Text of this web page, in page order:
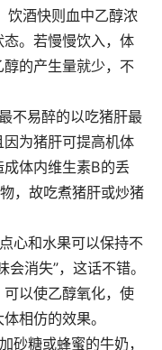
饮酒快则血中乙醇浓
。若慢慢饮入，体
的产生量就少，不
不易醉的以吃猪肝最
为猪肝可提高机体
体内维生素B的丢
，故吃煮猪肝或炒猪
心和水果可以保持不
消失”，这话不错。
以使乙醇氧化，使
相仿的效果。
砂糖或蜂蜜的牛奶，